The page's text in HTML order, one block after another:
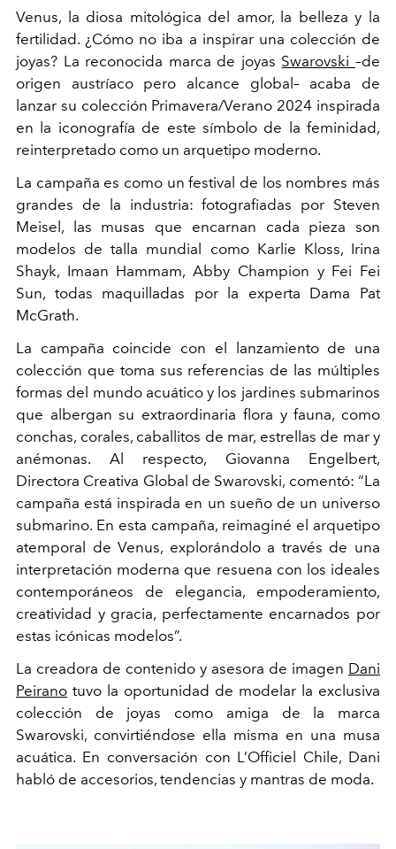
Venus, la diosa mitológica del amor, la belleza y la
fertilidad. ¿Cómo no iba a inspirar una colección de
joyas? La reconocida marca de joyas Swarovski–de
origen austríaco pero alcance global– acaba de
lanzar su colección Primavera/Verano 2024 inspirada
en la iconografía de este símbolo de la feminidad,
reinterpretado como un arquetipo moderno.
La campaña es como un festival de los nombres más
grandes de la industria: fotografiadas por Steven
Meisel, las musas que encarnan cada pieza son
modelos de talla mundial como Karlie Kloss, Irina
Shayk, Imaan Hammam, Abby Champion y Fei Fei
Sun, todas maquilladas por la experta Dama Pat
McGrath.
La campaña coincide con el lanzamiento de una
colección que toma sus referencias de las múltiples
formas del mundo acuático y los jardines submarinos
que albergan su extraordinaria flora y fauna, como
conchas, corales, caballitos de mar, estrellas de mar y
anémonas. Al respecto, Giovanna Engelbert,
Directora Creativa Global de Swarovski, comentó: “La
campaña está inspirada en un sueño de un universo
submarino. En esta campaña, reimaginé el arquetipo
atemporal de Venus, explorándolo a través de una
interpretación moderna que resuena con los ideales
contemporáneos de elegancia, empoderamiento,
creatividad y gracia, perfectamente encarnados por
estas icónicas modelos”.
La creadora de contenido y asesora de imagen Dani
Peirano tuvo la oportunidad de modelar la exclusiva
colección de joyas como amiga de la marca
Swarovski, convirtiéndose ella misma en una musa
acuática. En conversación con L’Officiel Chile, Dani
habló de accesorios, tendencias y mantras de moda.